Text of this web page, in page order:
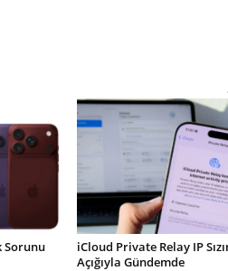
Sorunu
iCloud Private Relay IP
Açığıyla Gündemde